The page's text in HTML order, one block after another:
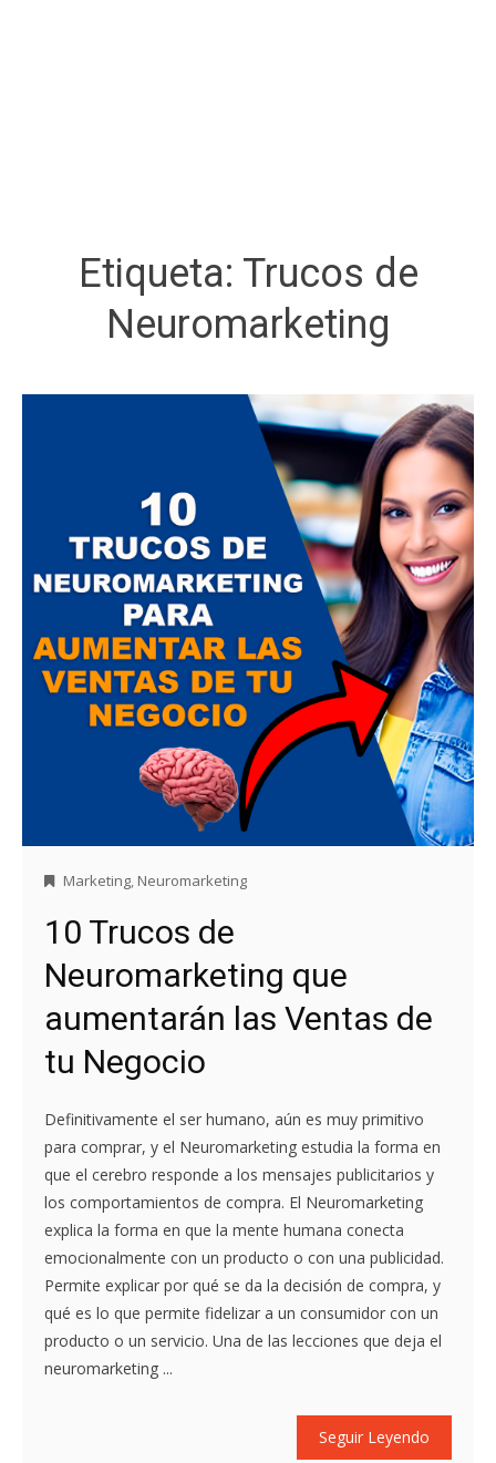
Etiqueta: Trucos de
Neuromarketing
Marketing, Neuromarketing
10 Trucos de
Neuromarketing que
aumentarán las Ventas de
tu Negocio
Definitivamente el ser humano, aún es muy primitivo
para comprar, y el Neuromarketing estudia la forma en
que el cerebro responde a los mensajes publicitarios y
los comportamientos de compra. El Neuromarketing
explica la forma en que la mente humana conecta
emocionalmente con un producto o con una publicidad.
Permite explicar por qué se da la decisión de compra, y
qué es lo que permite fidelizar a un consumidor con un
producto o un servicio. Una de las lecciones que deja el
neuromarketing ...
Seguir Leyendo